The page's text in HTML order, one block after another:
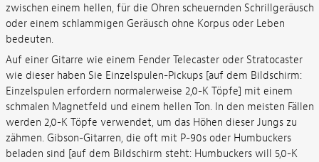
zwischen einem hellen, für die Ohren scheuernden Schrillgeräusch
oder einem schlammigen Geräusch ohne Korpus oder Leben
bedeuten.
Auf einer Gitarre wie einem Fender Telecaster oder Stratocaster
wie dieser haben Sie Einzelspulen-Pickups [auf dem Bildschirm:
Einzelspulen erfordern normalerweise 2,0-K Töpfe] mit einem
schmalen Magnetfeld und einem hellen Ton. In den meisten Fällen
werden 2,0-K Töpfe verwendet, um das Höhen dieser Jungs zu
zähmen. Gibson-Gitarren, die oft mit P-90s oder Humbuckers
beladen sind [auf dem Bildschirm steht: Humbuckers will 5,0-K